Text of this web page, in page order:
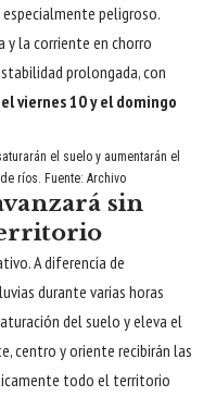
peligroso.
y la corriente en chorro
prolongada, con
viernes 10 y el domingo
el suelo y aumentarán el
ríos. Fuente: Archivo
sin
A diferencia de
durante varias horas
del suelo y eleva el
centro y oriente recibirán las
todo el territorio